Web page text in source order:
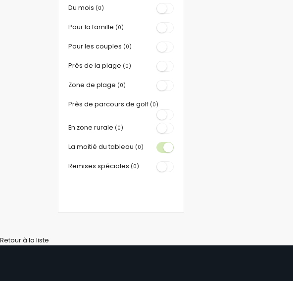
Du mois (0)
Pour la famille (0)
Pour les couples (0)
Près de la plage (0)
Zone de plage (0)
Près de parcours de golf (0)
En zone rurale (0)
La moitié du tableau (0)
Remises spéciales (0)
Retour à la liste